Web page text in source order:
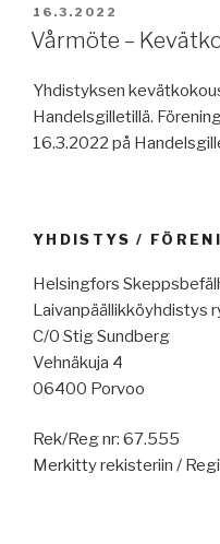
JULKAISTU
16.3.2022
Vårmöte –
Yhdistyksen
Handelsgilletillä.
16.3.2022 på
YHDISTYS /
Helsingfors
Laivanpäällikköyhdistys
C/0 Stig Sundberg
Vehnäkuja 4
06400 Porvoo
Rek/Reg nr: 67.555
Merkitty rekisteriin /